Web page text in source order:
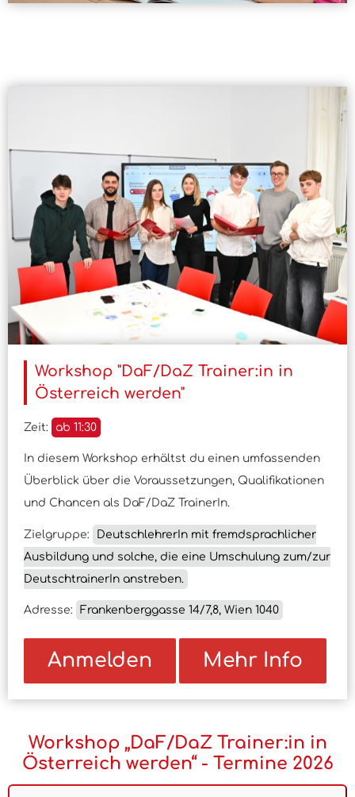
Workshop "DaF/DaZ Trainer:in in
Österreich werden"
Zeit: ab 11:30
In diesem Workshop erhältst du einen umfassenden
Überblick über die Voraussetzungen, Qualifikationen
und Chancen als DaF/DaZ TrainerIn.
Zielgruppe:
DeutschlehrerIn mit fremdsprachlicher
Ausbildung und solche, die eine Umschulung zum/zur
DeutschtrainerIn anstreben.
Adresse: Frankenberggasse 14/7,8, Wien 1040
Anmelden Mehr Info
Workshop „DaF/DaZ Trainer:in in
Österreich werden“ - Termine 2026